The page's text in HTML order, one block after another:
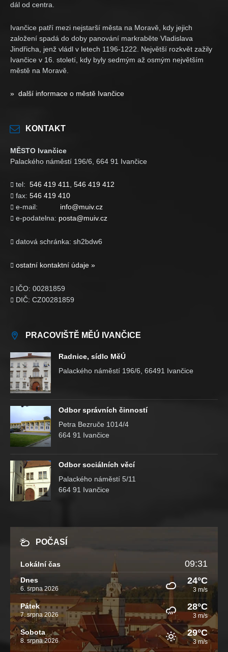
dál od centra.
Ivančice patří mezi nejstarší města na Moravě, kdy jejich
založení spadá do doby panování markraběte Vladislava
Jindřicha, jenž vládl v letech 1196-1222. Největší rozkvět zažily
Ivančice v 16. století, kdy byly sedmým až osmým největším
městě na Moravě.
» další informace o městě Ivančice
KONTAKT
MĚSTO Ivančice
Palackého náměstí 196/6, 664 91 Ivančice
 tel: 546 419 411 546 419 412
 fax: 546 419 410
 e-mail: info@muiv.cz
 e-podatelna: posta@muiv.cz
 datová schránka: sh2bdw6
 ostatní kontaktní údaje »
 IČO: 00281859
 DIČ: CZ00281859
PRACOVIŠTĚ MĚÚ IVANČICE
Radnice, sídlo MěÚ
Palackého náměstí 196/6, 66491 Ivančice
Odbor správních činností
Petra Bezruče 1014/4
664 91 Ivančice
Odbor sociálních věcí
Palackého náměstí 5/11
664 91 Ivančice
POČASÍ
Lokální čas 09:31
Dnes
6. srpna 2026
24°C
3 m/s
Pátek
7. srpna 2026
28°C
3 m/s
Sobota
8. srpna 2026
29°C
3 m/s